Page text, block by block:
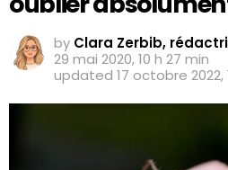
by Clara Zerbib,
29 mai 2020, 10 h 27 min
updated 17 octobre 2022,